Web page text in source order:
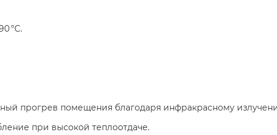
°C.​
прогрев помещения благодаря инфракрасному
при высокой теплоотдаче.​